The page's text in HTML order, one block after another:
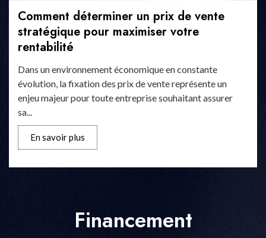
Comment déterminer un prix de vente
stratégique pour maximiser votre
rentabilité
Dans un environnement économique en constante
évolution, la fixation des prix de vente représente un
enjeu majeur pour toute entreprise souhaitant assurer
sa...
En savoir plus
Financement